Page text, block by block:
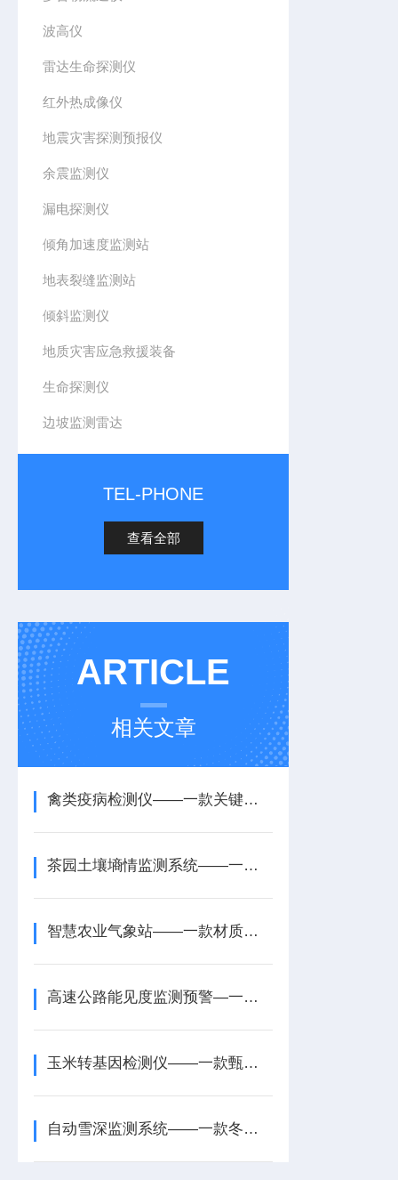
波高仪
雷达生命探测仪
红外热成像仪
地震灾害探测预报仪
余震监测仪
漏电探测仪
倾角加速度监测站
地表裂缝监测站
倾斜监测仪
地质灾害应急救援装备
生命探测仪
边坡监测雷达
TEL-PHONE
查看全部
ARTICLE
相关文章
禽类疫病检测仪——一款关键防线的鱼虾细菌真菌检测仪2026+派+送
茶园土壤墒情监测系统——一款精巧设计的土壤墒情监测管理系统2026+派+送
智慧农业气象站——一款材质与等级双重保障的农业气象站设备2025+派+送
高速公路能见度监测预警—一款开展安全宣传的隧道能见度监测仪器2025+派+送
玉米转基因检测仪——一款甄别种子真伪的水稻转基因检测仪2026+派+送
自动雪深监测系统——一款冬日里智慧守护者自动雪深监测仪2024全+境+派+送